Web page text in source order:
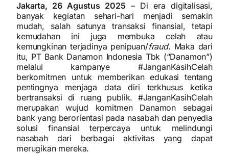
Jakarta, 26 Agustus 2025 – Di era digitalisasi,
banyak kegiatan sehari-hari menjadi semakin
mudah, salah satunya transaksi finansial, tetapi
kemudahan ini juga membuka celah atau
kemungkinan terjadinya penipuan/fraud. Maka dari
itu, PT Bank Danamon Indonesia Tbk (“Danamon”)
melalui kampanye #JanganKasihCelah
berkomitmen untuk memberikan edukasi tentang
pentingnya menjaga data diri terkhusus ketika
bertransaksi di ruang publik. #JanganKasihCelah
merupakan wujud komitmen Danamon sebagai
bank yang berorientasi pada nasabah dan penyedia
solusi finansial terpercaya untuk melindungi
nasabah dari berbagai aktivitas yang dapat
merugikan mereka.